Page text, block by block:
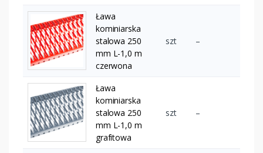
Ława
kominiarska
stalowa 250
mm L-1,0 m
czerwona
szt –
Ława
kominiarska
stalowa 250
mm L-1,0 m
grafitowa
szt –